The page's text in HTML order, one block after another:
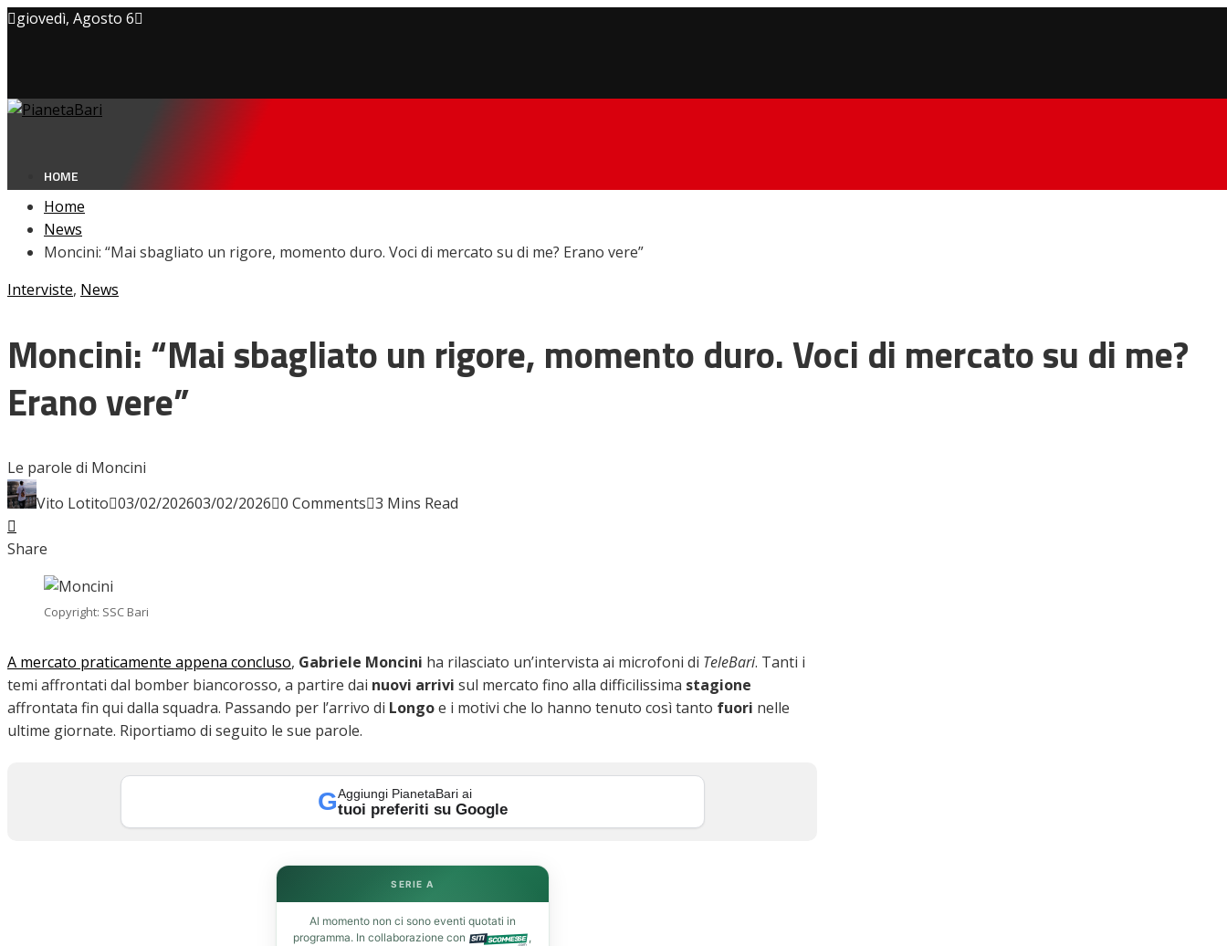
giovedì, Agosto 6
Cookie Policy
HOME
NEWS
Amarcord
Giovanili
Le pagelle
CALCIOMERCATO
SERIE B
Home
News
Moncini: “Mai sbagliato un rigore, momento duro. Voci di mercato su di me? Erano vere”
Interviste, News
Moncini: “Mai sbagliato un rigore, momento duro. Voci di mercato su di me?
Erano vere”
Le parole di Moncini
Vito Lotito 03/02/202603/02/2026 0 Comments 3 Mins Read
Facebook
Twitter
LinkedIn
Pinterest
Share
Copyright: SSC Bari
A mercato praticamente appena concluso, Gabriele Moncini ha rilasciato un’intervista ai microfoni di TeleBari. Tanti i
temi affrontati dal bomber biancorosso, a partire dai nuovi arrivi sul mercato fino alla difficilissima stagione
affrontata fin qui dalla squadra. Passando per l’arrivo di Longoe i motivi che lo hanno tenuto così tanto fuori nelle
ultime giornate. Riportiamo di seguito le sue parole.
GAggiungi PianetaBari ai
tuoi preferiti su Google
SERIE A
Al momento non ci sono eventi quotati in
programma. In collaborazione con
,